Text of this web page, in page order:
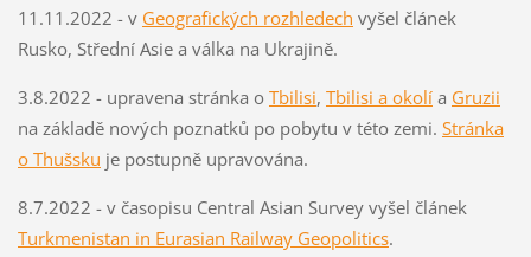
11.11.2022 - v Geografických rozhledech vyšel článek
Rusko, Střední Asie a válka na Ukrajině.
3.8.2022 - upravena stránka o Tbilisi, Tbilisi a okolía Gruzii
na základě nových poznatků po pobytu v této zemi. Stránka
o Thušsku je postupně upravována.
8.7.2022 - v časopisu Central Asian Survey vyšel článek
Turkmenistan in Eurasian Railway Geopolitics.